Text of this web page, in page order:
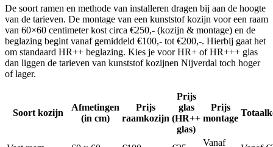
De soort ramen en methode van installeren dragen bij aan de hoogte
van de tarieven. De montage van een kunststof kozijn voor een raam
van 60×60 centimeter kost circa €250,- (kozijn & montage) en de
beglazing begint vanaf gemiddeld €100,- tot €200,-. Hierbij gaat het
om standaard HR++ beglazing. Kies je voor HR+ of HR+++ glas
dan liggen de tarieven van kunststof kozijnen Nijverdal toch hoger
of lager.
Soort kozijn
Afmetingen
(in cm)
Prijs
raamkozijn
Prijs
glas
(HR++
glas)
Prijs
montage
Vanaf